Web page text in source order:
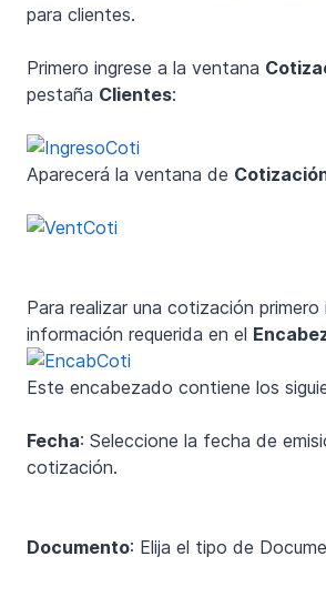
para clientes.
Primero ingrese a la ventana
pestaña Clientes:
Aparecerá la ventana de
Para realizar una cotización primero
información requerida en el
Este encabezado contiene los
Fecha: Seleccione la fecha de
cotización.
Documento: Elija el tipo de